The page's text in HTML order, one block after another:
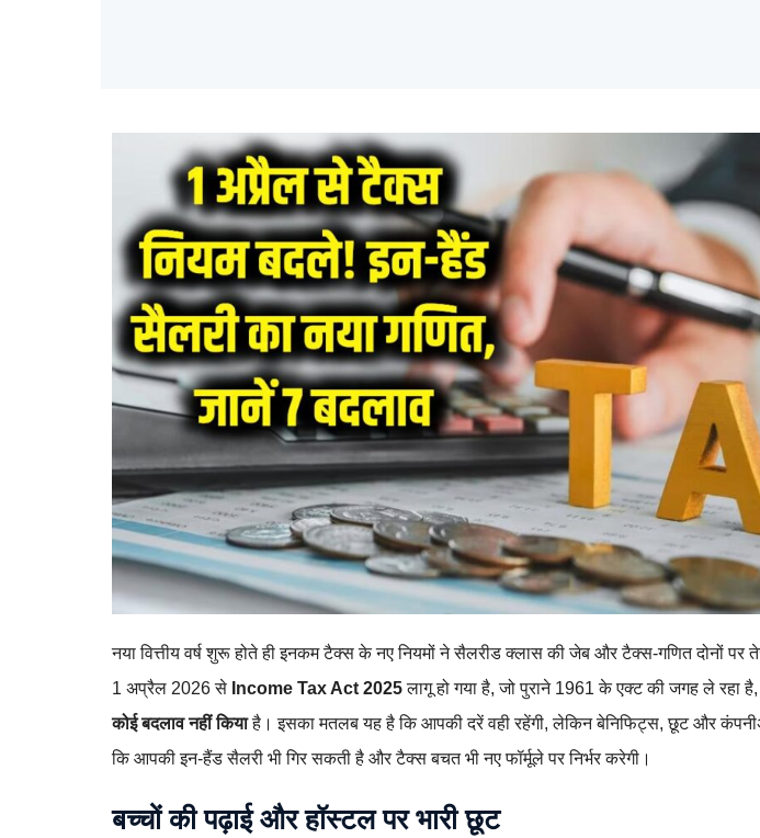
नया वित्तीय वर्ष शुरू होते ही इनकम टैक्स के नए नियमों ने सैलरीड क्लास की जेब और टैक्स‑गणित दोनों
1 अप्रैल 2026 से Income Tax Act 2025लागू हो गया है, जो पुराने 1961 के एक्ट की जगह ले रहा
कोई बदलाव नहीं कियाहै। इसका मतलब यह है कि आपकी दरें वही रहेंगी, लेकिन बेनिफिट्स, छूट और
कि आपकी इन‑हैंड सैलरी भी गिर सकती है और टैक्स बचत भी नए फॉर्मूले पर निर्भर करेगी।
बच्चों की पढ़ाई और हॉस्टल पर भारी छूट